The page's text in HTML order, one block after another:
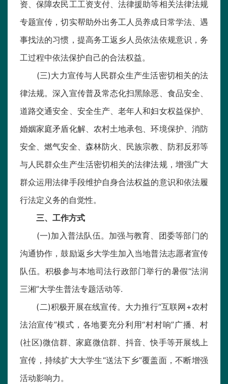
资、保障农民工工资支付、法律援助等相关法律法规
专题宣传，切实帮助外出务工人员养成日常学法、遇
事找法的习惯，提高务工返乡人员依法依规意识，务
工过程中依法保护自己的合法权益。
(三)大力宣传与人民群众生产生活密切相关的法
律法规。深入宣传普及常态化扫黑除恶、食品安全、
道路交通安全、安全生产、老年人和妇女权益保护、
婚姻家庭矛盾化解、农村土地承包、环境保护、消防
安全、燃气安全、森林防火、民族宗教、防邪反邪等
与人民群众生产生活密切相关的法律法规，增强广大
群众运用法律手段维护自身合法权益的意识和依法履
行法定义务的自觉性。
三、工作方式
(一)加入普法队伍。加强与教育、团委等部门的
沟通协作，鼓励返乡大学生加入当地普法志愿者宣传
队伍。积极参与本地司法行政部门举行的暑假“法润
三湘”大学生普法专题活动等.
(二)积极开展在线宣传。大力推行“互联网+农村
法治宣传”模式，各地要充分利用“村村响”广播、村
(社区)微信群、家庭微信群、抖音、快手等开展线上
宣传，持续扩大大学生“送法下乡”覆盖面，不断增强
活动影响力。